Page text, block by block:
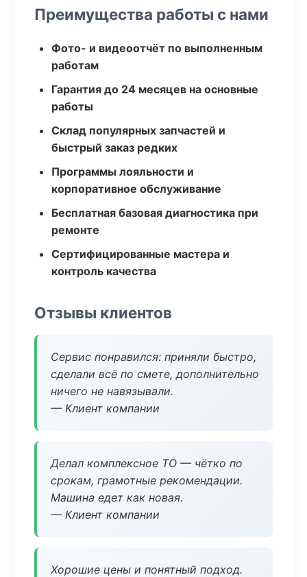
Преимущества работы с нами
Фото- и видеоотчёт по выполненным
работам
Гарантия до 24 месяцев на основные
работы
Склад популярных запчастей и
быстрый заказ редких
Программы лояльности и
корпоративное обслуживание
Бесплатная базовая диагностика при
ремонте
Сертифицированные мастера и
контроль качества
Отзывы клиентов
Сервис понравился: приняли быстро,
сделали всё по смете, дополнительно
ничего не навязывали.
— Клиент компании
Делал комплексное ТО — чётко по
срокам, грамотные рекомендации.
Машина едет как новая.
— Клиент компании
Хорошие цены и понятный подход.